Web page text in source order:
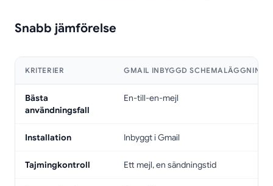
Snabb jämförelse
KRITERIER GMAIL INBYGGD SCHEMALÄGGNING
Bästa
användningsfall
En-till-en-mejl
Installation Inbyggt i Gmail
Tajmingkontroll Ett mejl, en sändningstid